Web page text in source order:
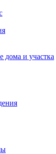
дома и участка